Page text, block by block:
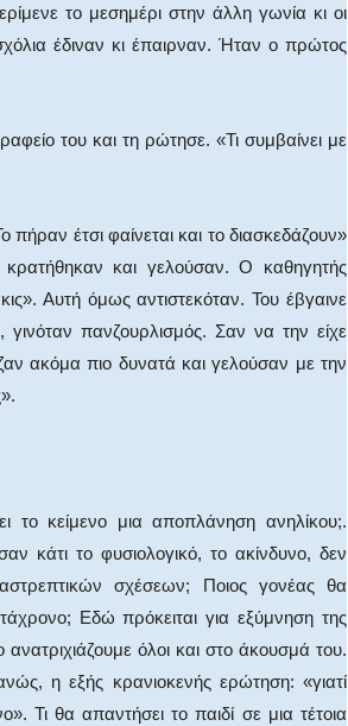
το μεσημέρι στην άλλη γωνία κι οι
έδιναν κι έπαιρναν. Ήταν ο πρώτος
του και τη ρώτησε. «Τι συμβαίνει με
έτσι φαίνεται και το διασκεδάζουν»
και γελούσαν. Ο καθηγητής
Αυτή όμως αντιστεκόταν. Του έβγαινε
πανζουρλισμός. Σαν να την είχε
ακόμα πιο δυνατά και γελούσαν με την
το κείμενο μια αποπλάνηση ανηλίκου;.
κάτι το φυσιολογικό, το ακίνδυνο, δεν
σχέσεων; Ποιος γονέας θα
Εδώ πρόκειται για εξύμνηση της
όλοι και στο άκουσμά του.
η εξής κρανιοκενής ερώτηση: «γιατί
Τι θα απαντήσει το παιδί σε μια τέτοια